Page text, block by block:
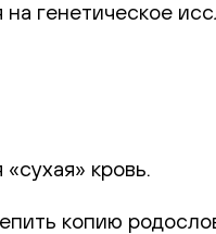
генетическое
кровь.
копию